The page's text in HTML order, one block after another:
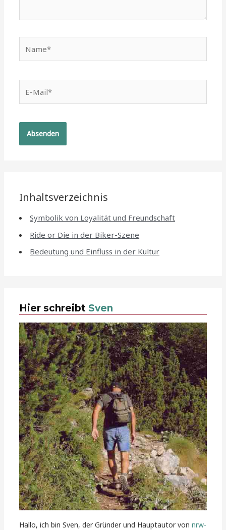
Mail*
Inhaltsverzeichnis
Symbolik von Loyalität und Freundschaft
Ride or Die in der Biker-Szene
Bedeutung und Einfluss in der Kultur
Hier schreibt Sven
Hallo, ich bin Sven, der Gründer und Hauptautor vonnrw-